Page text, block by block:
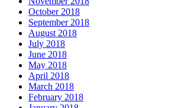
October 2018
September 2018
August 2018
July 2018
June 2018
May 2018
April 2018
March 2018
February 2018